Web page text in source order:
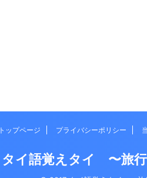
トップページ プライバシーポリシー
タイ語覚えタイ 〜旅